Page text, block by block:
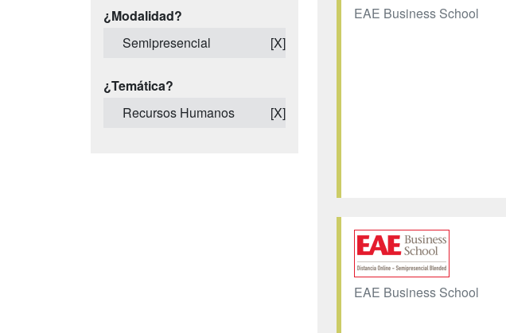
¿Modalidad?
Semipresencial
[X]
¿Temática?
Recursos Humanos
[X]
EAE Business School
EAE Business School